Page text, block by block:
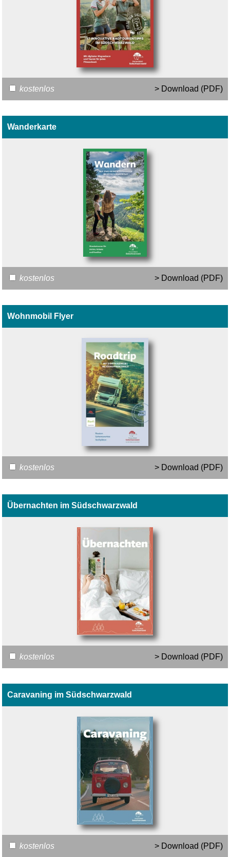
kostenlos > Download (PDF)
Wanderkarte
kostenlos > Download (PDF)
Wohnmobil Flyer
kostenlos > Download (PDF)
Übernachten im Südschwarzwald
kostenlos > Download (PDF)
Caravaning im Südschwarzwald
kostenlos > Download (PDF)